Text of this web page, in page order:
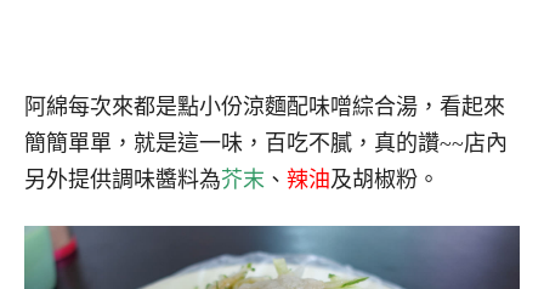
阿綿每次來都是點小份涼麵配味噌綜合湯，看起來
簡簡單單，就是這一味，百吃不膩，真的讚~~店內
另外提供調味醬料為芥末 、 辣油及胡椒粉。